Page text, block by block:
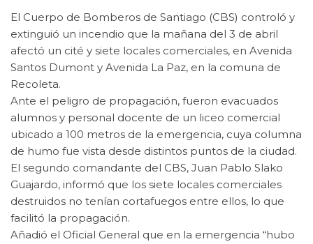
El Cuerpo de Bomberos de Santiago (CBS) controló y
extinguió un incendio que la mañana del 3 de abril
afectó un cité y siete locales comerciales, en Avenida
Santos Dumont y Avenida La Paz, en la comuna de
Recoleta.
Ante el peligro de propagación, fueron evacuados
alumnos y personal docente de un liceo comercial
ubicado a 100 metros de la emergencia, cuya columna
de humo fue vista desde distintos puntos de la ciudad.
El segundo comandante del CBS, Juan Pablo Slako
Guajardo, informó que los siete locales comerciales
destruidos no tenían cortafuegos entre ellos, lo que
facilitó la propagación.
Añadió el Oficial General que en la emergencia “hubo